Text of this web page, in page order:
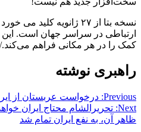
نسخه بتا از ۲۷ ژانویه
ارتباطی در سراسر جهان است.
کمک را در هر مکانی فراهم می‌کند./
راهبری نوشته
Previous: درخواست عربستان از
Next: تحریرالشام محتاج ایران
ظاهر آن، به نفع ایران تمام شد